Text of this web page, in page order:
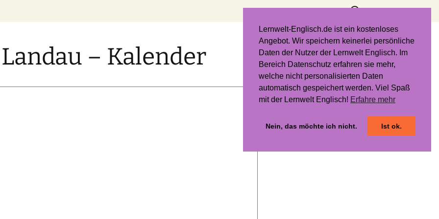
Suchen
– Kalender
Lernwelt-Englisch.de ist ein kostenloses
Angebot. Wir speichern keinerlei persönliche
Daten der Nutzer der Lernwelt Englisch. Im
Bereich Datenschutz erfahren sie mehr,
welche nicht personalisierten Daten
automatisch gespeichert werden. Viel Spaß
mit der Lernwelt Englisch! Erfahre mehr
Nein, das möchte ich nicht. Ist ok.